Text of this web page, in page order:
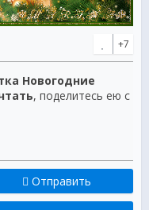
+7
Новогодние
, поделитесь ею с
Отправить